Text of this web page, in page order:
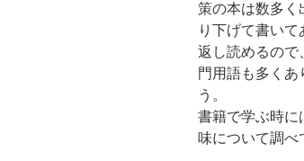
策の本は数多く
り下げて書い
返し読めるので
門用語も多くあ
う。
書籍で学ぶ時に
味について調べ